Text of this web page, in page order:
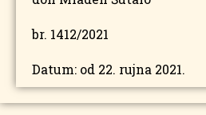
br. 1412/2021
Datum: od 22. rujna 2021.